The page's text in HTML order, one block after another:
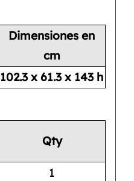
Dimensiones en
cm
102.3 x 61.3 x 143 h
Qty
1